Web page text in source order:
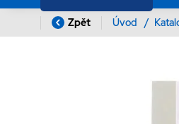
Zpět Úvod /